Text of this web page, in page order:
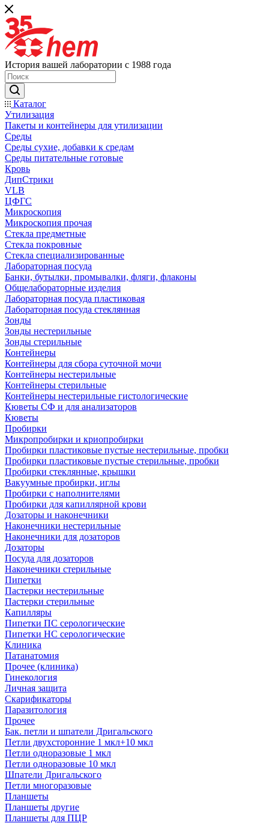
История вашей лаборатории с 1988 года
Каталог
Утилизация
Пакеты и контейнеры для утилизации
Среды
Среды сухие, добавки к средам
Среды питательные готовые
Кровь
ДипСтрики
VLB
ЦФГС
Микроскопия
Микроскопия прочая
Стекла предметные
Стекла покровные
Стекла специализированные
Лабораторная посуда
Банки, бутылки, промывалки, фляги, флаконы
Общелабораторные изделия
Лабораторная посуда пластиковая
Лабораторная посуда стеклянная
Зонды
Зонды нестерильные
Зонды стерильные
Контейнеры
Контейнеры для сбора суточной мочи
Контейнеры нестерильные
Контейнеры стерильные
Контейнеры нестерильные гистологические
Кюветы СФ и для анализаторов
Кюветы
Пробирки
Микропробирки и криопробирки
Пробирки пластиковые пустые нестерильные, пробки
Пробирки пластиковые пустые стерильные, пробки
Пробирки стеклянные, крышки
Вакуумные пробирки, иглы
Пробирки с наполнителями
Пробирки для капиллярной крови
Дозаторы и наконечники
Наконечники нестерильные
Наконечники для дозаторов
Дозаторы
Посуда для дозаторов
Наконечники стерильные
Пипетки
Пастерки нестерильные
Пастерки стерильные
Капилляры
Пипетки ПС серологические
Пипетки НС серологические
Клиника
Патанатомия
Прочее (клиника)
Гинекология
Личная защита
Скарификаторы
Паразитология
Прочее
Бак. петли и шпатели Дригальского
Петли двухсторонние 1 мкл+10 мкл
Петли одноразовые 1 мкл
Петли одноразовые 10 мкл
Шпатели Дригальского
Петли многоразовые
Планшеты
Планшеты другие
Планшеты для ПЦР